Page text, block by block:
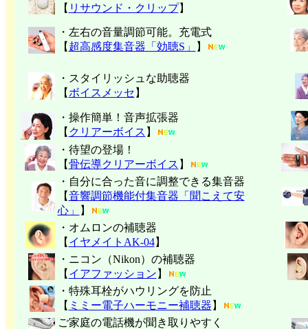
【 リサウンド・クリップ】
・左右の音量調節可能。充電式
【 超高感度集音器「効聴S」 】
・スタイリッシュな助聴器
【 ボイスメッセ 】
・操作簡単！音声拡張器
【 クリアーボイス 】
・待望の登場！
【骨伝導クリアーボイス 】
・自分に合った音に調整できる集音器
【音響調節機能付集音器「聞こえて安
心」
】
・オムロンの補聴器
【 イヤメイトAK-04】
・ニコン（Nikon）の補聴器
【 イアファッション 】
・特殊耳栓がハウリングを防止
【 ミミー電子ハーモニー補聴器 】
ご家庭の電話機が聞き取りやすく